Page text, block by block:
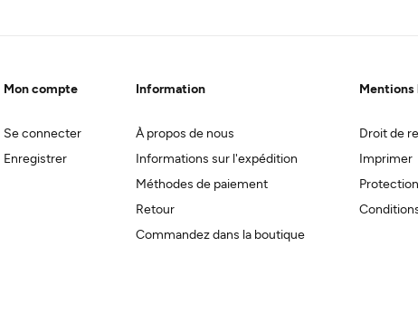
Mon compte
Se connecter
Enregistrer
Information
À propos de nous
Informations sur l'expédition
Méthodes de paiement
Retour
Commandez dans la boutique
Mentions
Droit de
Imprimer